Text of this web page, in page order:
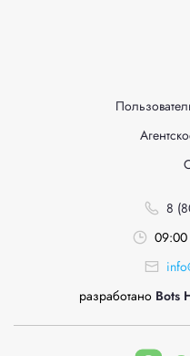
8
09:00
разработано Bots